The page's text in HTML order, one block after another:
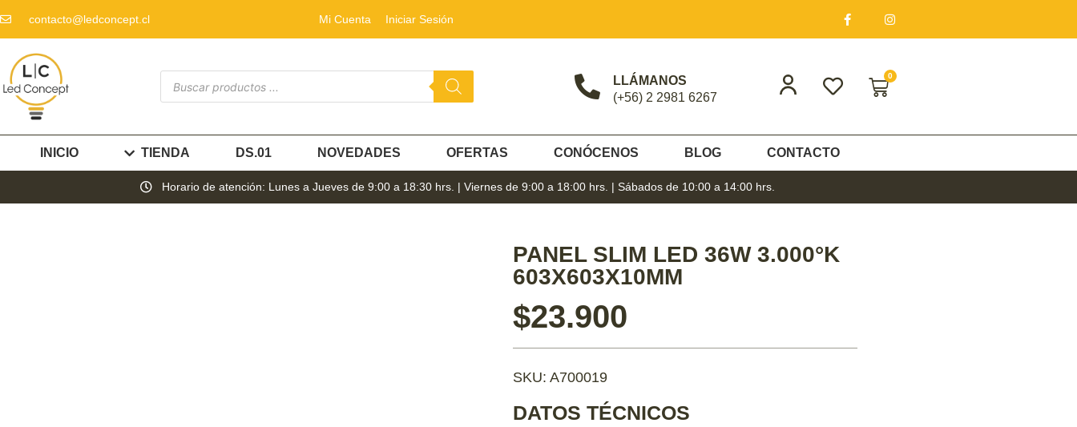
contacto@ledconcept.cl Mi Cuenta Iniciar Sesión
LLÁMANOS
(+56) 2 2981 6267
0
INICIO TIENDA DS.01 NOVEDADES OFERTAS CONÓCENOS BLOG CONTACTO
Horario de atención: Lunes a Jueves de 9:00 a 18:30 hrs. | Viernes de 9:00 a 18:00 hrs. | Sábados de 10:00 a 14:00 hrs.
PANEL SLIM LED 36W 3.000°K
603X603X10MM
$23.900
SKU: A700019
DATOS TÉCNICOS